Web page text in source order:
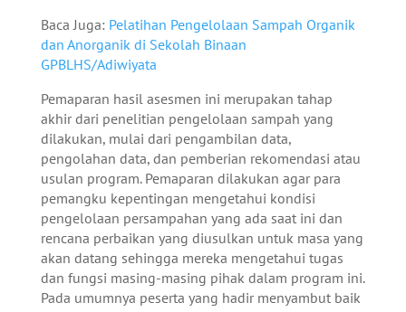
Baca Juga: Pelatihan Pengelolaan Sampah Organik
dan Anorganik di Sekolah Binaan
GPBLHS/Adiwiyata
Pemaparan hasil asesmen ini merupakan tahap
akhir dari penelitian pengelolaan sampah yang
dilakukan, mulai dari pengambilan data,
pengolahan data, dan pemberian rekomendasi atau
usulan program. Pemaparan dilakukan agar para
pemangku kepentingan mengetahui kondisi
pengelolaan persampahan yang ada saat ini dan
rencana perbaikan yang diusulkan untuk masa yang
akan datang sehingga mereka mengetahui tugas
dan fungsi masing-masing pihak dalam program ini.
Pada umumnya peserta yang hadir menyambut baik